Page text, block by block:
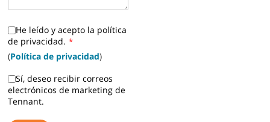
He leído y acepto la política
de privacidad. *
(Política de privacidad)
Sí, deseo recibir correos
electrónicos de marketing de
Tennant.